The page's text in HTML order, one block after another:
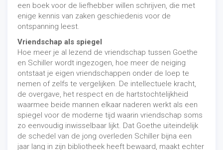
een boek voor de liefhebber willen schrijven, die met
enige kennis van zaken geschiedenis voor de
ontspanning leest.
Vriendschap als spiegel
Hoe meer je al lezend de vriendschap tussen Goethe
en Schiller wordt ingezogen, hoe meer de neiging
ontstaat je eigen vriendschappen onder de loep te
nemen of zelfs te vergelijken. De intellectuele kracht,
de overgave, het respect en de hartstochtelijkheid
waarmee beide mannen elkaar naderen werkt als een
spiegel voor de moderne tijd waarin vriendschap soms
zo eenvoudig inwisselbaar lijkt. Dat Goethe uiteindelijk
de schedel van de jong overleden Schiller bijna een
jaar lang in zijn bibliotheek heeft bewaard, maakt echter